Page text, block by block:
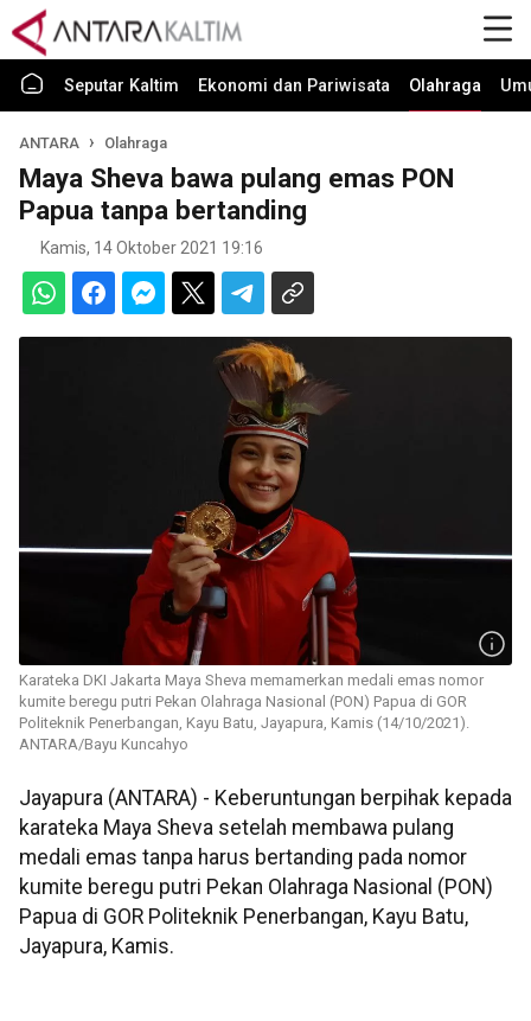
Seputar Kaltim Ekonomi dan Pariwisata Olahraga
ANTARA Olahraga
Maya Sheva bawa pulang emas PON
Papua tanpa bertanding
Kamis, 14 Oktober 2021 19:16
Karateka DKI Jakarta Maya Sheva memamerkan medali emas nomor
kumite beregu putri Pekan Olahraga Nasional (PON) Papua di GOR
Politeknik Penerbangan, Kayu Batu, Jayapura, Kamis (14/10/2021).
ANTARA/Bayu Kuncahyo
Jayapura (ANTARA) - Keberuntungan berpihak kepada
karateka Maya Sheva setelah membawa pulang
medali emas tanpa harus bertanding pada nomor
kumite beregu putri Pekan Olahraga Nasional (PON)
Papua di GOR Politeknik Penerbangan, Kayu Batu,
Jayapura, Kamis.